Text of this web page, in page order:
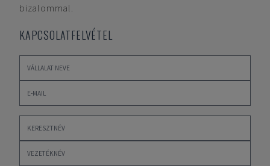
bizalommal.
KAPCSOLATFELVÉTEL